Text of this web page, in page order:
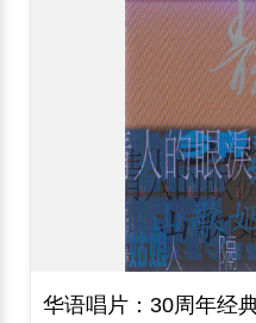
华语唱片：30周年经